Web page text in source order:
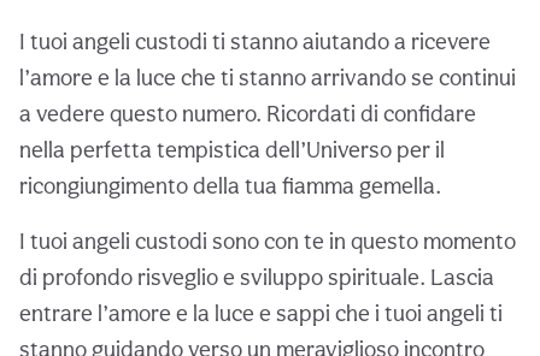
I tuoi angeli custodi ti stanno aiutando a ricevere
l’amore e la luce che ti stanno arrivando se continui
a vedere questo numero. Ricordati di confidare
nella perfetta tempistica dell’Universo per il
ricongiungimento della tua fiamma gemella.
I tuoi angeli custodi sono con te in questo momento
di profondo risveglio e sviluppo spirituale. Lascia
entrare l’amore e la luce e sappi che i tuoi angeli ti
stanno guidando verso un meraviglioso incontro